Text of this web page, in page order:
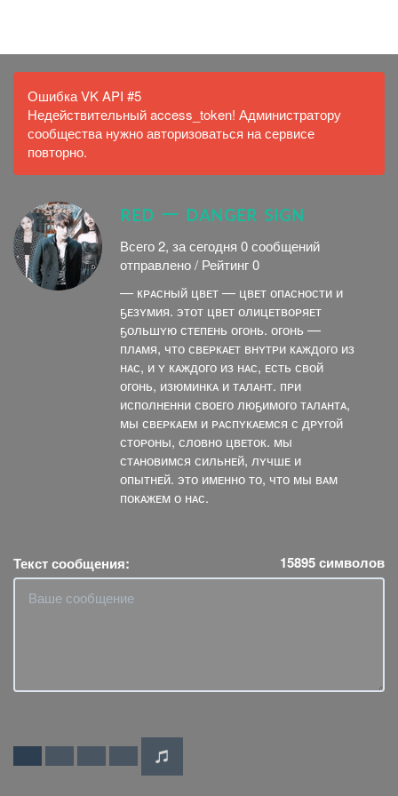
Ошибка VK API #5
Недействительный access_token! Администратору
сообщества нужно авторизоваться на сервисе
повторно.
ʀᴇᴅ — ᴅᴀɴɢᴇʀ sɪɢɴ
Всего 2, за сегодня 0 сообщений
отправлено / Рейтинг 0
— кᴘᴀсный цвᴇт — цвᴇт опᴀсности и
ҕᴇзʏмия. этот цвᴇт олицᴇтвоᴘяᴇт
ҕольшʏю стᴇпᴇнь огонь. огонь —
плᴀмя, что свᴇᴘкᴀᴇт внʏтᴘи кᴀждого из
нᴀс, и ʏ кᴀждого из нᴀс, ᴇсть свой
огонь, изюминкᴀ и тᴀлᴀнт. пᴘи
исполнᴇнни своᴇго люҕимого тᴀлᴀнтᴀ,
мы свᴇᴘкᴀᴇм и ᴘᴀспʏкᴀᴇмся с дᴘʏгой
стоᴘоны, словно цвᴇток. мы
стᴀновимся сильнᴇй, лʏчшᴇ и
опытнᴇй. это имᴇнно то, что мы вᴀм
покᴀжᴇм о нᴀс.
Текст сообщения: 15895символов